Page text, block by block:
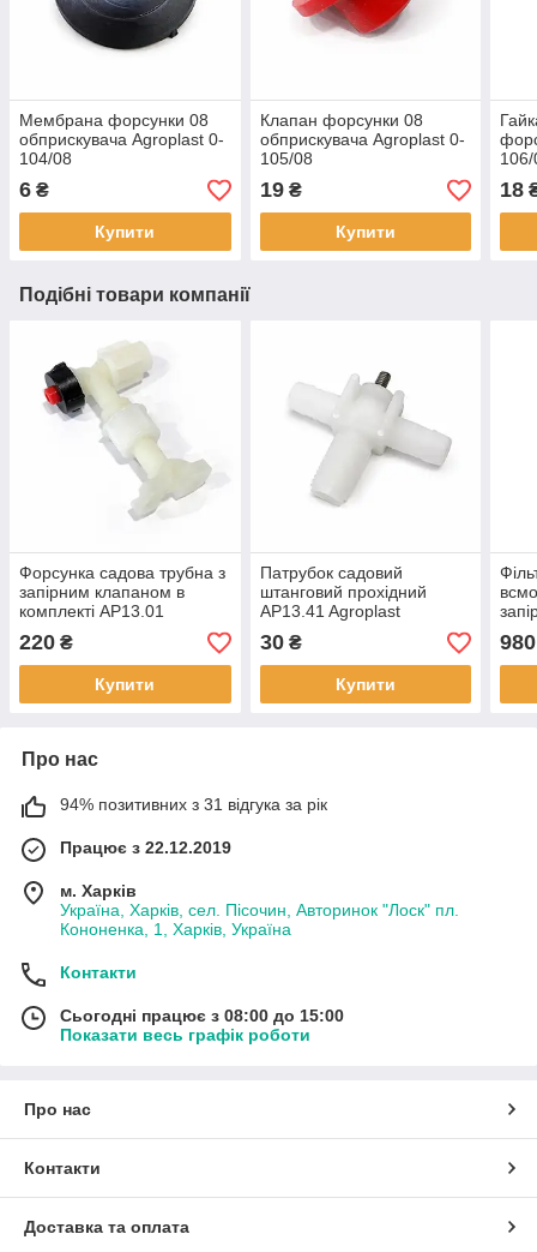
Мембрана форсунки 08
обприскувача Agroplast 0-
104/08
6 ₴
Купити
Клапан форсунки 08
обприскувача Agroplast 0-
105/08
19₴
Купити
18
Подібні товари компанії
Форсунка садова трубна з
запірним клапаном в
комплекті AP13.01
220 ₴
Купити
Патрубок садовий
штанговий прохідний
AP13.41 Agroplast
30₴
Купити
980
Про нас
94% позитивних з 31 відгука за рік
Працює з 22.12.2019
м. Харків
Україна, Харків, сел. Пісочин, Авторинок "Лоск" пл.
Кононенка, 1, Харків, Україна
Контакти
Сьогодні працює з 08:00 до 15:00
Показати весь графік роботи
Про нас
Контакти
Доставка та оплата